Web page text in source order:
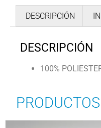
DESCRIPCIÓN
DESCRIPCIÓN
100%